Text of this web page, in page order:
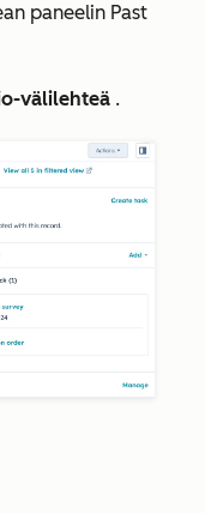
paneelin Past
välilehteä .